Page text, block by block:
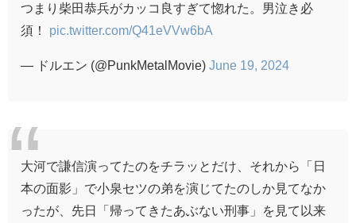
つまり柴田恭兵がカッコ良すぎて惚れた。男泣き必
須！ pic.twitter.com/Q41eVVw6bA
— ドルエン (@PunkMetalMovie) June 19, 2024
大河で謙信演ってたのをチラッとだけ、それから「日
本の面影」で小泉セツの弟を演じてたのしか見てなか
ったが、先日「帰ってきたあぶない刑事」を見て以来